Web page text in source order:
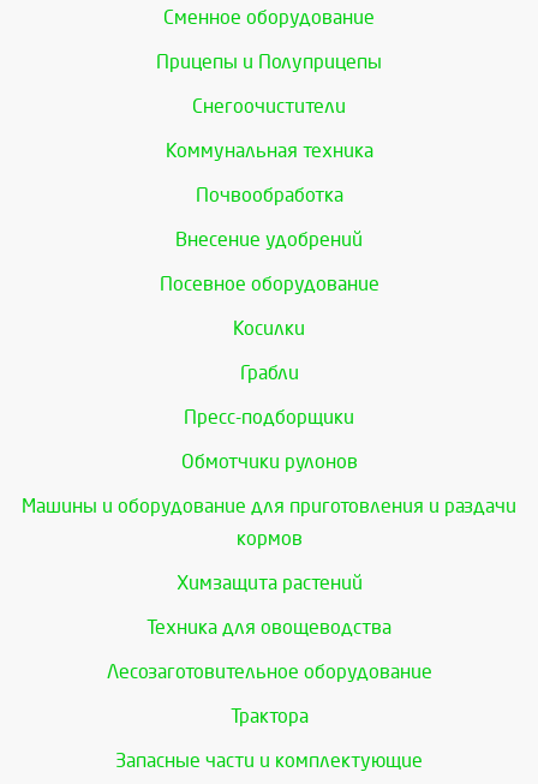
Сменное оборудование
Прицепы и Полуприцепы
Снегоочистители
Коммунальная техника
Почвообработка
Внесение удобрений
Посевное оборудование
Косилки
Грабли
Пресс-подборщики
Обмотчики рулонов
Машины и оборудование для приготовления и раздачи
кормов
Химзащита растений
Техника для овощеводства
Лесозаготовительное оборудование
Трактора
Запасные части и комплектующие